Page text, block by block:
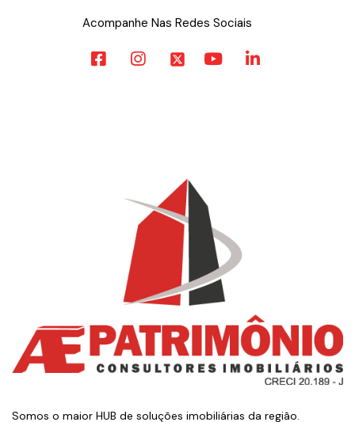
Acompanhe Nas Redes Sociais
Somos o maior HUB de soluções imobiliárias da região.